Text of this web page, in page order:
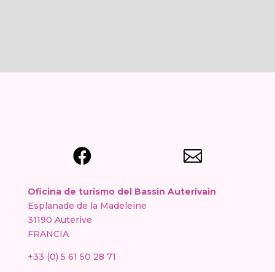
 
Oficina de turismo del Bassin Auterivain
Esplanade de la Madeleine
31190 Auterive
FRANCIA
+33 (0) 5 61 50 28 71